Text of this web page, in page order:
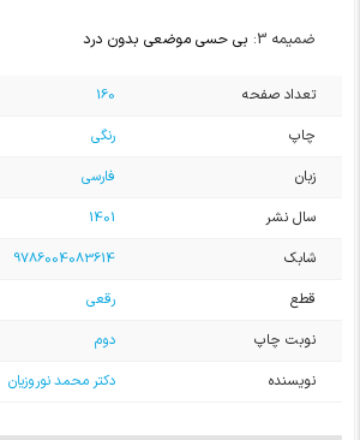
ضمیمه 3: بی حسی موضعی بدون درد
تعداد صفحه
160
چاپ
رنگی
زبان
فارسی
سال نشر
1401
شابک
9786004083614
قطع
رقعی
نوبت چاپ
دوم
نویسنده
دکتر محمد نوروزیان